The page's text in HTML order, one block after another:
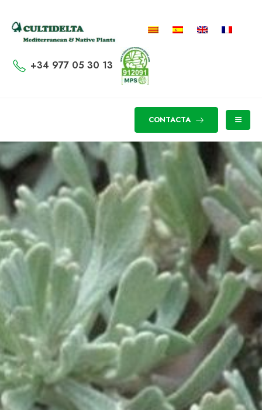
+34 977 05 30 13
CONTACTA